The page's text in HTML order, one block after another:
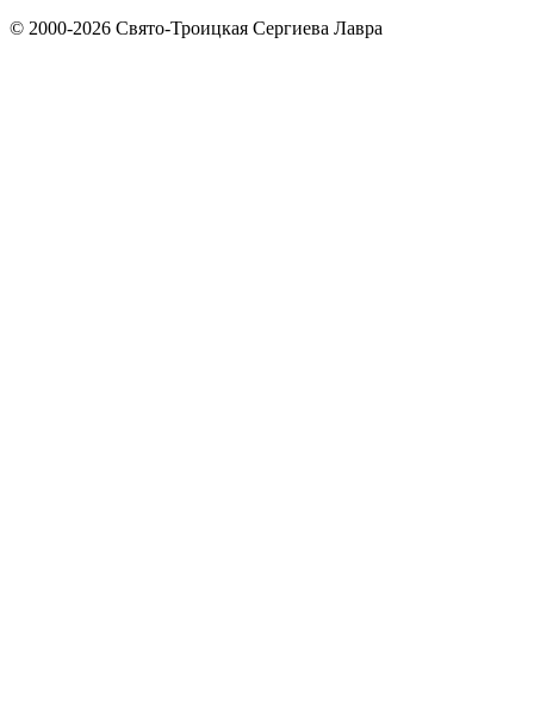
© 2000-2026 Свято-Троицкая Сергиева Лавра